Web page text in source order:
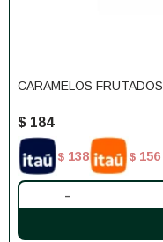
CARAMELOS
$ 184
$ 138 $ 156
-